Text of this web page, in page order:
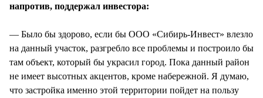
напротив, поддержал инвестора:
— Было бы здорово, если бы ООО «Сибирь-Инвест» влезло
на данный участок, разгребло все проблемы и построило бы
там объект, который бы украсил город. Пока данный район
не имеет высотных акцентов, кроме набережной. Я думаю,
что застройка именно этой территории пойдет на пользу